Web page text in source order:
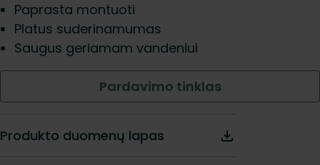
Paprasta montuoti
Platus suderinamumas
Saugus geriamam vandeniui
Pardavimo tinklas
Produkto duomenų lapas